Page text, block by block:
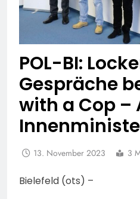
POL-BI:
Gespräche
with a Cop –
13. November 2023 3
Bielefeld (ots) –